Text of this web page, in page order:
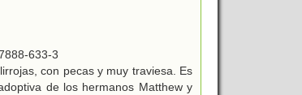
633-3
con pecas y muy traviesa. Es
de los hermanos Matthew y